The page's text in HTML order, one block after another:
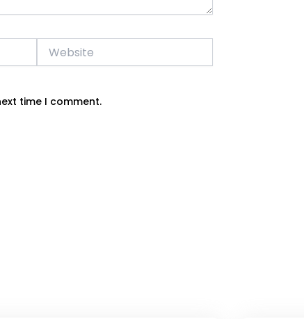
Website
time I comment.